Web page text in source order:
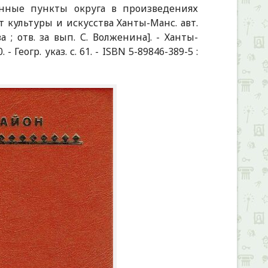
пункты округа в произведениях
и искусства Ханты-Манс. авт.
; отв. за вып. С. Волженина]. - Ханты-
Геогр. указ. с. 61. - ISBN 5-89846-389-5 :